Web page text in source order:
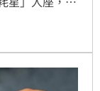
有自己吧！